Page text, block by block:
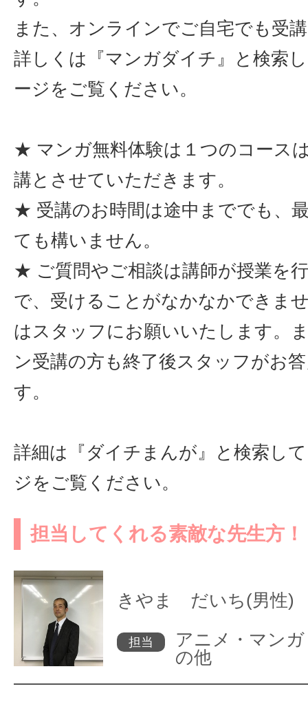
また、オンラインでご自宅でも受
詳しくは『マンガダイチ』と検索
ージをご覧ください。
★ マンガ無料体験は１つのコース
講とさせていただきます。
★ 受講のお時間は途中まででも、
ても構いません。
★ ご質問やご相談は講師が授業を
で、受けることがなかなかできま
はスタッフにお願いいたします。
ン受講の方も終了後スタッフがお
す。
詳細は『ダイチまんが』と検索し
ジをご覧ください。
担当してくれる素敵な先生方！
きやま だいち(男性)
担当
アニメ・マン
の他